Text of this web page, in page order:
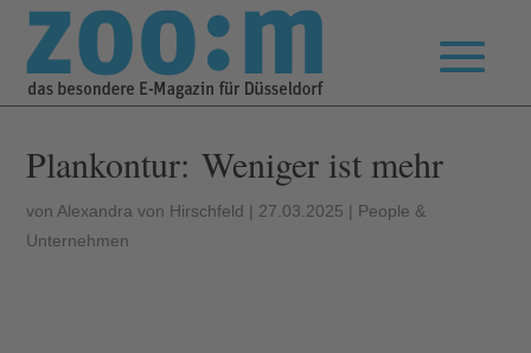
Plankontur: Weniger ist mehr
von Alexandra von Hirschfeld | 27.03.2025 | People &
Unternehmen